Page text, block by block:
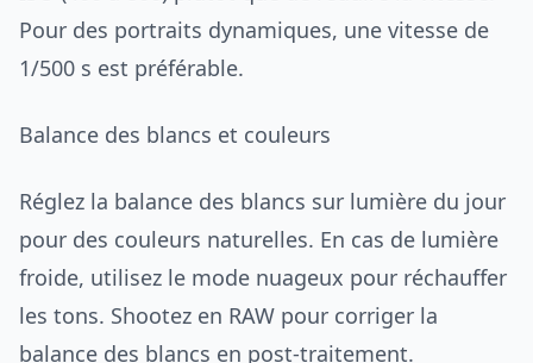
Pour des portraits dynamiques, une vitesse de
1/500 s est préférable.
Balance des blancs et couleurs
Réglez la balance des blancs sur lumière du jour
pour des couleurs naturelles. En cas de lumière
froide, utilisez le mode nuageux pour réchauffer
les tons. Shootez en RAW pour corriger la
balance des blancs en post-traitement.